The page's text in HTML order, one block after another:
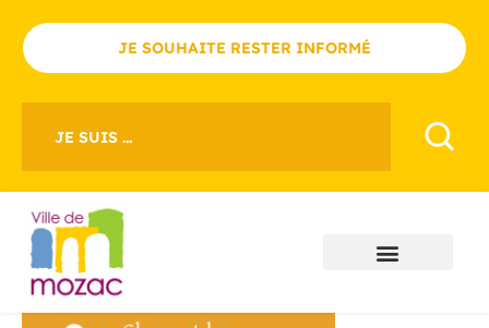
JE SOUHAITE RESTER INFORMÉ
JE SUIS ...